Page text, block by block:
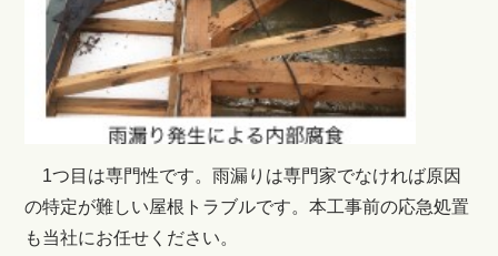
1つ目は専門性です。雨漏りは専門家でなければ原因
の特定が難しい屋根トラブルです。本工事前の応急処置
も当社にお任せください。